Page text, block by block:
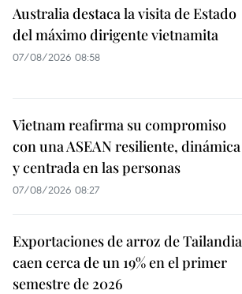
Australia destaca la visita de Estado
del máximo dirigente vietnamita
07/08/2026 08:58
Vietnam reafirma su compromiso
con una ASEAN resiliente, dinámica
y centrada en las personas
07/08/2026 08:27
Exportaciones de arroz de Tailandia
caen cerca de un 19% en el primer
semestre de 2026